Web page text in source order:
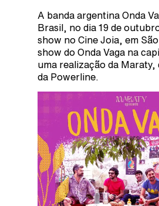
A banda argentina Onda
Brasil, no dia 19 de
show no Cine Joia, em
show do Onda Vaga na
uma realização da
da Powerline.